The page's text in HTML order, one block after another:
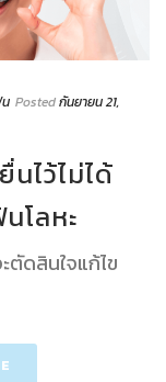
Postedกันยายน 21,
ไว้ไม่ได้
โลหะ
ตัดสินใจแก้ไข